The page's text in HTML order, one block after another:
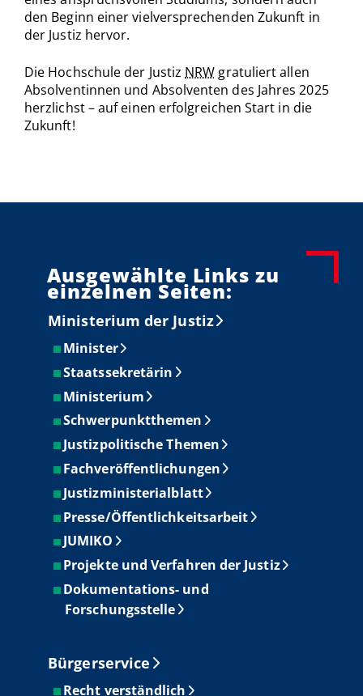
den Beginn einer vielversprechenden Zukunft in
der Justiz hervor.
Die Hochschule der Justiz NRW gratuliert allen
Absolventinnen und Absolventen des Jahres 2025
herzlichst – auf einen erfolgreichen Start in die
Zukunft!
Ausgewählte Links zu
einzelnen Seiten:
Ministerium der Justiz
Minister
Staatssekretärin
Ministerium
Schwerpunktthemen
Justizpolitische Themen
Fachveröffentlichungen
Justizministerialblatt
Presse/Öffentlichkeitsarbeit
JUMIKO
Projekte und Verfahren der Justiz
Dokumentations- und
Forschungsstelle
Bürgerservice
Recht verständlich